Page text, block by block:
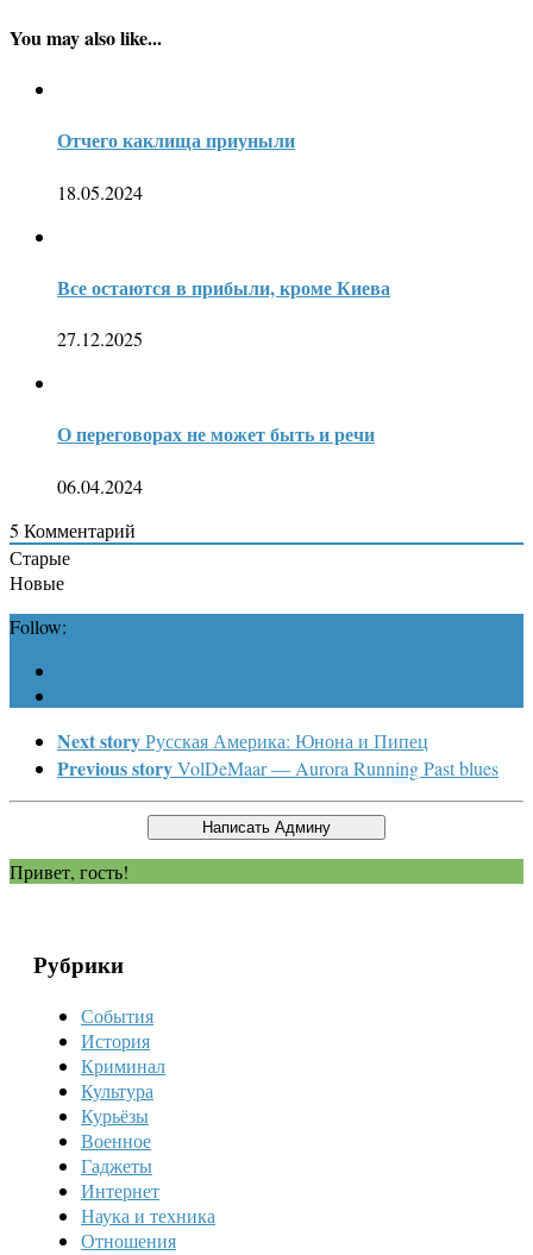
You may also like...
Отчего каклища приуныли
18.05.2024
Все остаются в прибыли, кроме Киева
27.12.2025
О переговорах не может быть и речи
06.04.2024
5 Комментарий
Старые
Новые
Follow:
Next storyРусская Америка: Юнона и Пипец
Previous storyVolDeMaar — Aurora Running Past blues
Привет, гость!
Рубрики
События
История
Криминал
Культура
Курьёзы
Военное
Гаджеты
Интернет
Наука и техника
Отношения